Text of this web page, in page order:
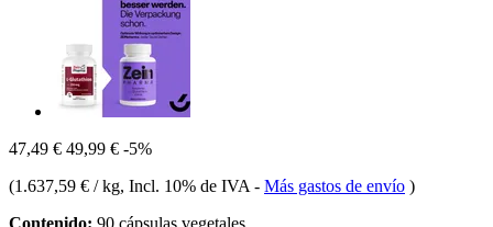
47,49 € 49,99 € -5%
(1.637,59 € / kg, Incl. 10% de IVA - Más gastos de envío )
Contenido: 90 cápsulas vegetales